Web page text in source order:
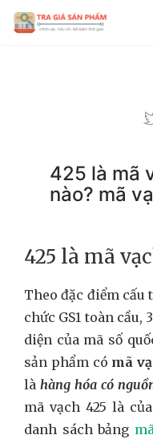
425 là mã
nào? mã
425 là mã
Theo đặc điểm cấu
chức GS1 toàn
diện của mã số
sản phẩm có mã
làhàng hóa có
mã vạch 425 là
danh sách bảng